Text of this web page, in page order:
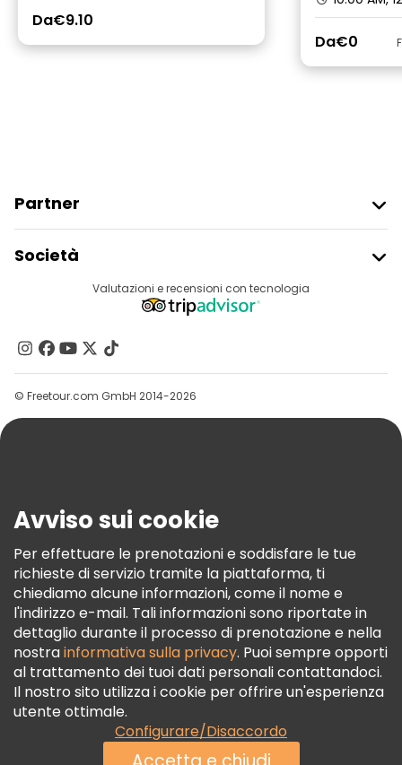
Da€9.10
Da€0
Partner
Accesso Del Fornitore
Programma Di Affiliazione
Società
Destinazioni
Contattaci
Gruppi
Aiuto
Termini E Condizioni
Informativa Sui Cookie
Freetour Premi
Programma Di Fidelizzazione
Valutazioni e recensioni con tecnologia
© Freetour.com GmbH 2014-2026
Avviso sui cookie
Per effettuare le prenotazioni e soddisfare le tue
richieste di servizio tramite la piattaforma, ti
chiediamo alcune informazioni, come il nome e
l'indirizzo e-mail. Tali informazioni sono riportate in
dettaglio durante il processo di prenotazione e nella
nostrainformativa sulla privacy. Puoi sempre opporti
al trattamento dei tuoi dati personali contattandoci.
Il nostro sito utilizza i cookie per offrire un'esperienza
utente ottimale.
Configurare/Disaccordo